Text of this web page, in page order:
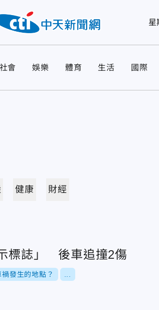
星
社會 娛樂 體育 生活 國際
健康 財經
標誌」 後車追撞2傷
發生的地點？